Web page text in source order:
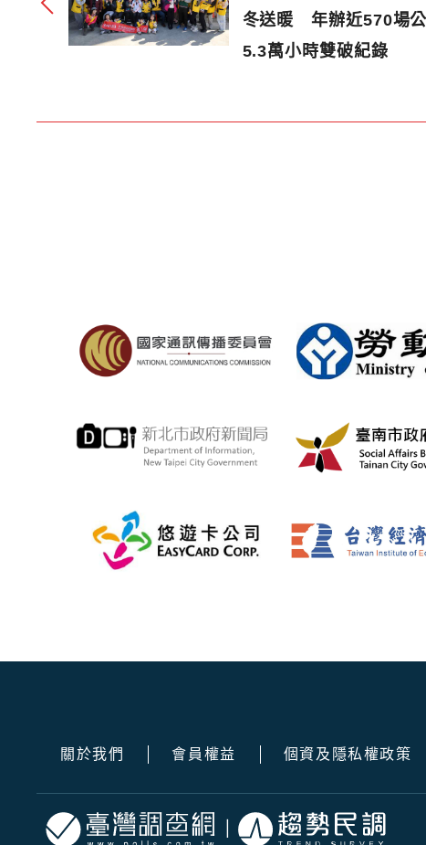
冬送暖 年辦近570場
5.3萬小時雙破紀錄
關於我們 會員權益 個資及隱私權政策